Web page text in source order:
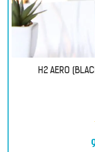
H2 AERO